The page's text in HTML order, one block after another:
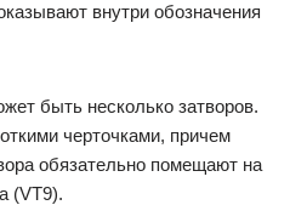
внутри обозначения
быть несколько затворов.
черточками, причем
обязательно помещают на
(VT9).